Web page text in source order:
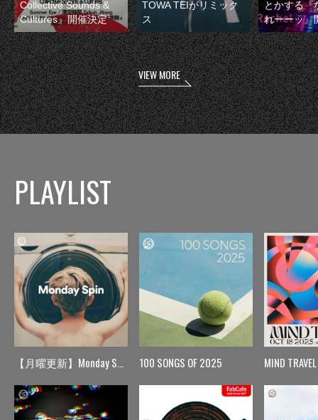
Collective Sounds &
Cultures』開催決定
TOWA TEIがリミック
ス
とかする『
れーーッ』
VIEW MORE
PLAYLIST
【月曜更新】Monday Spin 100 SONGS OF 2025 MIND TRAVEL